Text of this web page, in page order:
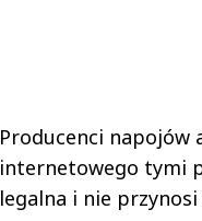
Producenci napojów
internetowego tymi
legalna i nie